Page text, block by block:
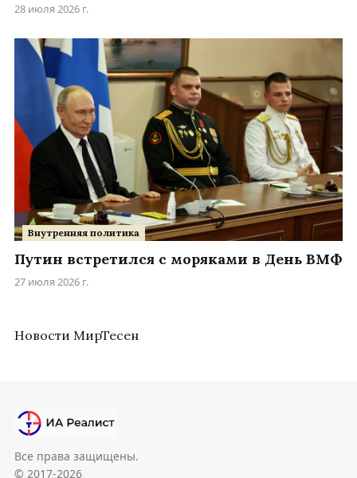
28 июля 2026 г.
Внутренняя политика
Путин встретился с моряками в День ВМФ
27 июля 2026 г.
Новости МирТесен
Все права защищены.
© 2017-2026